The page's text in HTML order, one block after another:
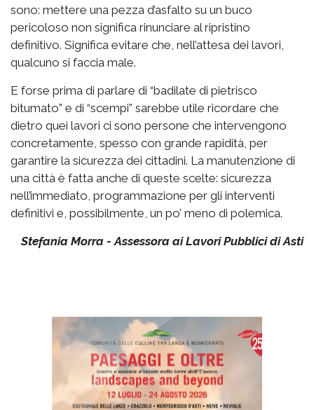
sono: mettere una pezza d’asfalto su un buco
pericoloso non significa rinunciare al ripristino
definitivo. Significa evitare che, nell’attesa dei lavori,
qualcuno si faccia male.
E forse prima di parlare di “badilate di pietrisco
bitumato” e di “scempi” sarebbe utile ricordare che
dietro quei lavori ci sono persone che intervengono
concretamente, spesso con grande rapidità, per
garantire la sicurezza dei cittadini. La manutenzione di
una città è fatta anche di queste scelte: sicurezza
nell’immediato, programmazione per gli interventi
definitivi e, possibilmente, un po’ meno di polemica.
Stefania Morra - Assessora ai Lavori Pubblici di Asti